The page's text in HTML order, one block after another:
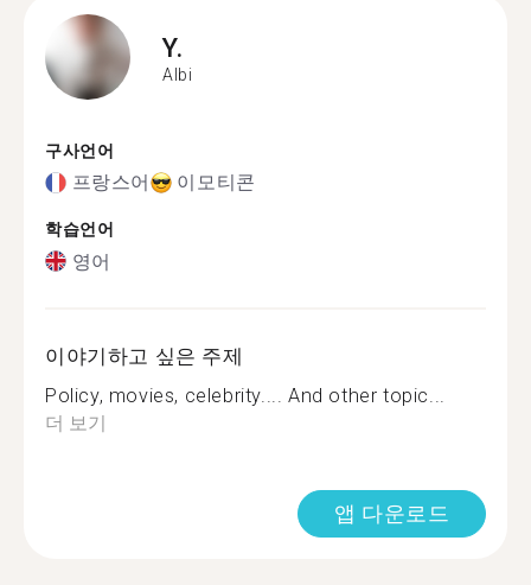
Y.
Albi
구사언어
프랑스어 이모티콘
학습언어
영어
이야기하고 싶은 주제
Policy, movies, celebrity.... And other topic...
더 보기
앱 다운로드